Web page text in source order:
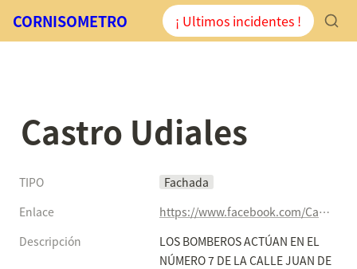
CORNISOMETRO ¡ Ultimos incidentes !
Castro Udiales
TIPO
Fachada
Enlace
https://www.facebook.com/CastroPuntoRadio/posts/900196873446799
Descripción
LOS BOMBEROS ACTÚAN EN EL
NÚMERO 7 DE LA CALLE JUAN DE